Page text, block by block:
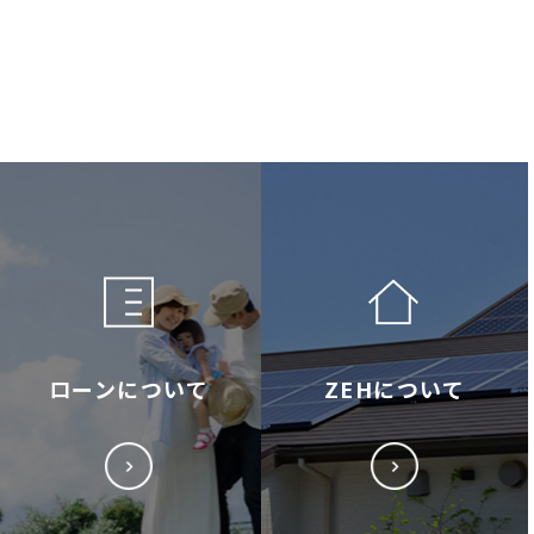
ローンについて ZEHについて